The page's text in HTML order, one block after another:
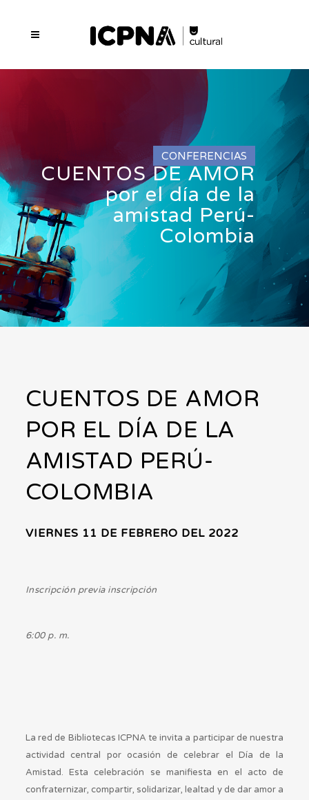
CONFERENCIAS
CUENTOS DE AMOR
por el día de la
amistad Perú-
Colombia
CUENTOS DE AMOR
POR EL DÍA DE LA
AMISTAD PERÚ-
COLOMBIA
VIERNES 11 DE FEBRERO DEL 2022
Inscripción previa inscripción
6:00 p. m.
La red de Bibliotecas ICPNA te invita a participar de nuestra
actividad central por ocasión de celebrar el Día de la
Amistad. Esta celebración se manifiesta en el acto de
confraternizar, compartir, solidarizar, lealtad y de dar amor a